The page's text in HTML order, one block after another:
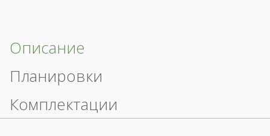
Описание
Планировки
Комплектации